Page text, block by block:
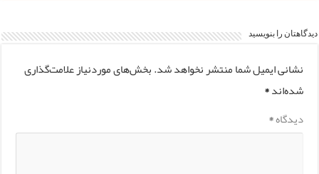
دیدگاهتان را بنویسید
نشانی ایمیل شما منتشر نخواهد شد.بخش‌های موردنیاز علامت‌گذاری
شده‌اند*
دیدگاه*